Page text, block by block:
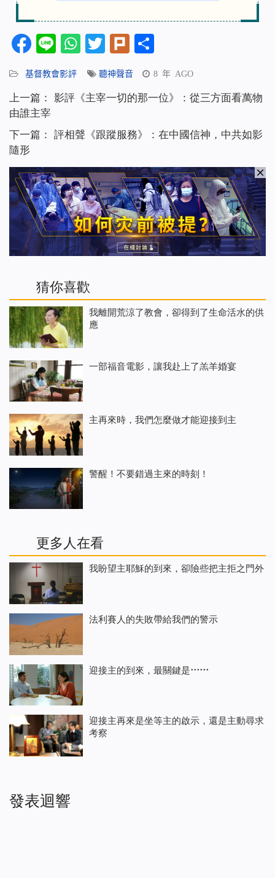
Facebook
LineWhatsApp
Twitter
Plurk
享
基督教會影評 聽神聲音 8 年 AGO
上一篇： 影評《主宰一切的那一位》：從三方面看萬物
由誰主宰
下一篇： 評相聲《跟蹤服務》：在中國信神，中共如影
隨形
猜你喜歡
我離開荒涼了教會，卻得到了生命活水的供
應
一部福音電影，讓我赴上了羔羊婚宴
主再來時，我們怎麼做才能迎接到主
警醒！不要錯過主來的時刻！
更多人在看
我盼望主耶穌的到來，卻險些把主拒之門外
法利賽人的失敗帶給我們的警示
迎接主的到來，最關鍵是⋯⋯
迎接主再來是坐等主的啟示，還是主動尋求
考察
發表迴響